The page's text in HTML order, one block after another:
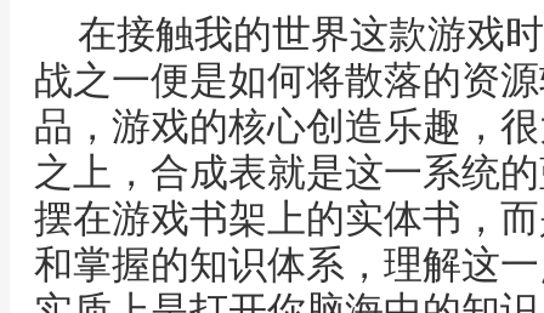
在接触我的世界这款游戏
战之一便是如何将散落的资
品，游戏的核心创造乐趣，
之上，合成表就是这一系统
摆在游戏书架上的实体书，
和掌握的知识体系，理解这